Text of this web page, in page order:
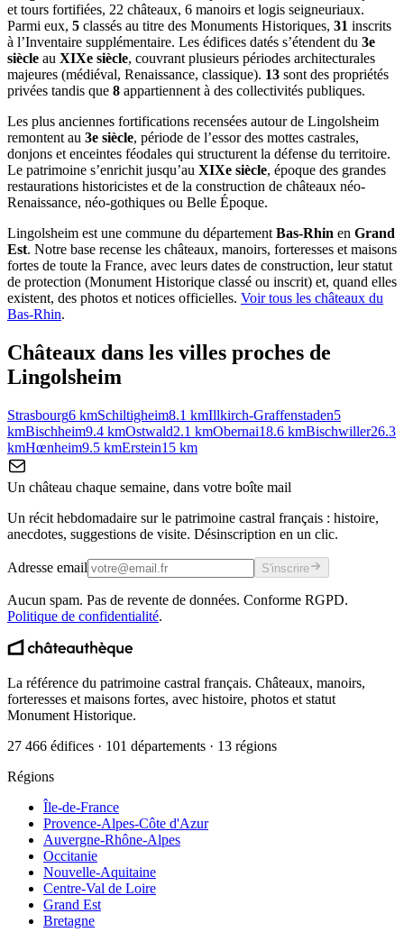
et tours fortifiées, 22 châteaux, 6 manoirs et logis seigneuriaux.
Parmi eux, 5 classés au titre des Monuments Historiques, 31 inscrits
à l’Inventaire supplémentaire. Les édifices datés s’étendent du 3e
siècle au XIXe siècle, couvrant plusieurs périodes architecturales
majeures (médiéval, Renaissance, classique). 13 sont des propriétés
privées tandis que 8 appartiennent à des collectivités publiques.
Les plus anciennes fortifications recensées autour de Lingolsheim
remontent au 3e siècle, période de l’essor des mottes castrales,
donjons et enceintes féodales qui structurent la défense du territoire.
Le patrimoine s’enrichit jusqu’au XIXe siècle, époque des grandes
restaurations historicistes et de la construction de châteaux néo-
Renaissance, néo-gothiques ou Belle Époque.
Lingolsheim est une commune du départementBas-Rhin en Grand
Est. Notre base recense les châteaux, manoirs, forteresses et maisons
fortes de toute la France, avec leurs dates de construction, leur statut
de protection (Monument Historique classé ou inscrit) et, quand elles
existent, des photos et notices officielles. Voir tous les châteaux du
Bas-Rhin.
Châteaux dans les villes proches de
Lingolsheim
Strasbourg6 kmSchiltigheim8.1 kmIllkirch-Graffenstaden5
kmBischheim9.4 kmOstwald2.1 kmObernai18.6 kmBischwiller26.3
kmHœnheim9.5 kmErstein15 km
Un château chaque semaine, dans votre boîte mail
Un récit hebdomadaire sur le patrimoine castral français : histoire,
anecdotes, suggestions de visite. Désinscription en un clic.
Adresse email S'inscrire
Aucun spam. Pas de revente de données. Conforme RGPD.
Politique de confidentialité.
La référence du patrimoine castral français. Châteaux, manoirs,
forteresses et maisons fortes, avec histoire, photos et statut
Monument Historique.
27 466 édifices · 101 départements · 13 régions
Régions
Île-de-France
Provence-Alpes-Côte d'Azur
Auvergne-Rhône-Alpes
Occitanie
Nouvelle-Aquitaine
Centre-Val de Loire
Grand Est
Bretagne